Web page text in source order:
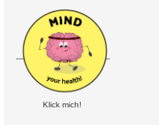
Klick mich!